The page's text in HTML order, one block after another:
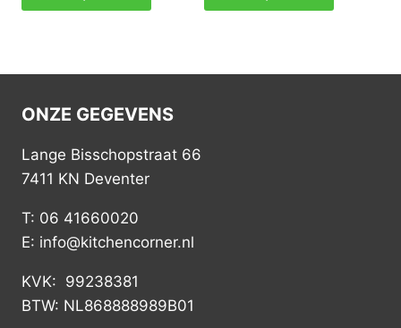
ONZE GEGEVENS
Lange Bisschopstraat 66
7411 KN Deventer
T: 06 41660020
E: info@kitchencorner.nl
KVK: 99238381
BTW: NL868888989B01